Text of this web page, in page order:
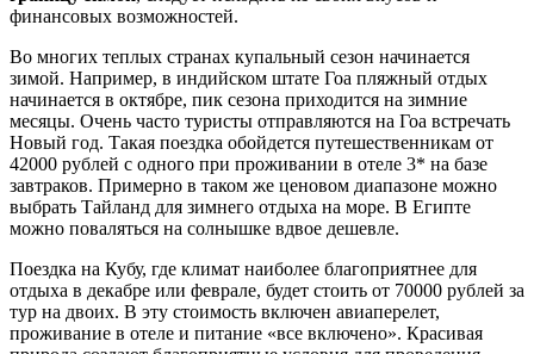
финансовых возможностей.
Во многих теплых странах купальный сезон начинается
зимой. Например, в индийском штате Гоа пляжный отдых
начинается в октябре, пик сезона приходится на зимние
месяцы. Очень часто туристы отправляются на Гоа встречать
Новый год. Такая поездка обойдется путешественникам от
42000 рублей с одного при проживании в отеле 3* на базе
завтраков. Примерно в таком же ценовом диапазоне можно
выбрать Тайланд для зимнего отдыха на море. В Египте
можно поваляться на солнышке вдвое дешевле.
Поездка на Кубу, где климат наиболее благоприятнее для
отдыха в декабре или феврале, будет стоить от 70000 рублей за
тур на двоих. В эту стоимость включен авиаперелет,
проживание в отеле и питание «все включено». Красивая